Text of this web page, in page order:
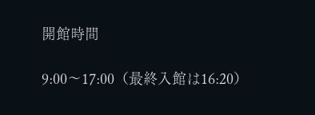
開館時間
9:00～17:00（最終入館は16:20）